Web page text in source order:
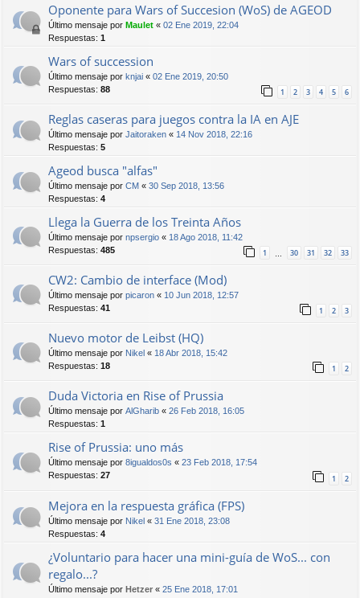
Oponente para Wars of Succesion (WoS) de AGEOD
Último mensaje por Maulet « 02 Ene 2019, 22:04
Respuestas: 1
Wars of succession
Último mensaje por knjai « 02 Ene 2019, 20:50
Respuestas: 88 1 2 3 4 5 6
Reglas caseras para juegos contra la IA en AJE
Último mensaje por Jaitoraken « 14 Nov 2018, 22:16
Respuestas: 5
Ageod busca "alfas"
Último mensaje por CM « 30 Sep 2018, 13:56
Respuestas: 4
Llega la Guerra de los Treinta Años
Último mensaje por npsergio « 18 Ago 2018, 11:42
Respuestas: 485 1 … 30 31 32 33
CW2: Cambio de interface (Mod)
Último mensaje por picaron « 10 Jun 2018, 12:57
Respuestas: 41 1 2 3
Nuevo motor de Leibst (HQ)
Último mensaje por Nikel « 18 Abr 2018, 15:42
Respuestas: 18 1 2
Duda Victoria en Rise of Prussia
Último mensaje por AlGharib « 26 Feb 2018, 16:05
Respuestas: 1
Rise of Prussia: uno más
Último mensaje por 8igualdos0s « 23 Feb 2018, 17:54
Respuestas: 27 1 2
Mejora en la respuesta gráfica (FPS)
Último mensaje por Nikel « 31 Ene 2018, 23:08
Respuestas: 4
¿Voluntario para hacer una mini-guía de WoS... con
regalo...?
Último mensaje por Hetzer « 25 Ene 2018, 17:01